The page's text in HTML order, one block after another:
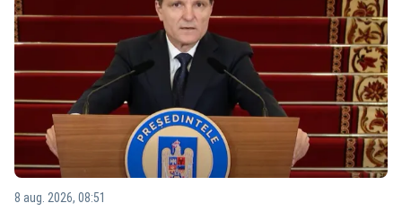
8 aug. 2026, 08:51